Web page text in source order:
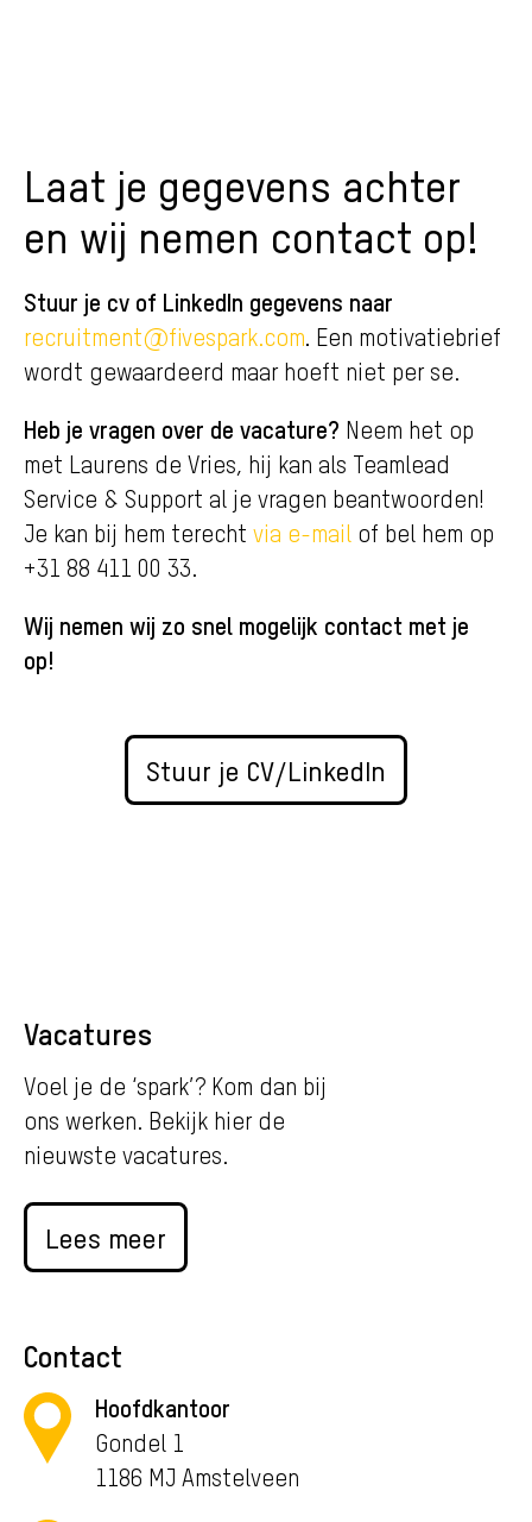
Laat je gegevens achter
en wij nemen contact op!
Stuur je cv of LinkedIn gegevens naar
recruitment@fivespark.com Een motivatiebrief
wordt gewaardeerd maar hoeft niet per se.
Heb je vragen over de vacature? Neem het op
met Laurens de Vries, hij kan als Teamlead
Service & Support al je vragen beantwoorden!
Je kan bij hem terecht via e-mail of bel hem op
+31 88 411 00 33
Wij nemen wij zo snel mogelijk contact met je
op!
Stuur je CV/LinkedIn
Vacatures
Voel je de ‘spark’? Kom dan bij
ons werken. Bekijk hier de
nieuwste vacatures.
Lees meer
Contact
Hoofdkantoor
Gondel 1
1186 MJ Amstelveen